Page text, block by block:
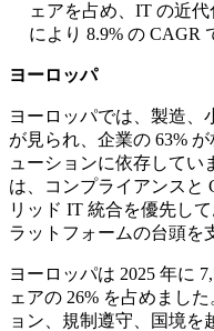
ェアを占め、IT の近
により 8.9% の CAGR
ヨーロッパ
ヨーロッパでは、製造、
が見られ、企業の 63%
ューションに依存してい
は、コンプライアンスと
リッド IT 統合を優先し
ラットフォームの台頭を
ヨーロッパは 2025 年に
ェアの 26% を占めまし
ョン、規制遵守、国境を